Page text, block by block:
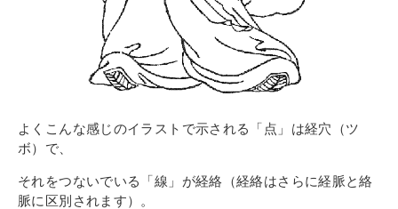
よくこんな感じのイラストで示される「点」は経穴（ツ
ボ）で、
それをつないでいる「線」が経絡（経絡はさらに経脈と絡
脈に区別されます）。